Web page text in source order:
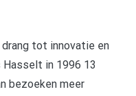
tot innovatie en
in 1996 13
bezoeken meer